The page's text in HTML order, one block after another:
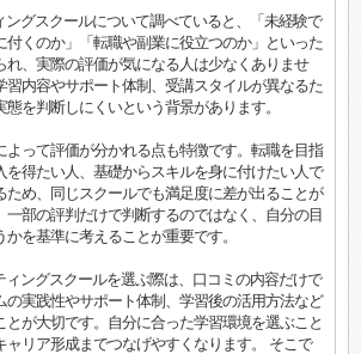
ングスクールについて調べていると、「未経験で
付くのか」「転職や副業に役立つのか」といった
れ、実際の評価が気になる人は少なくありませ
習内容やサポート体制、受講スタイルが異なるた
を判断しにくいという背景があります。
よって評価が分かれる点も特徴です。転職を目指
を得たい人、基礎からスキルを身に付けたい人で
ため、同じスクールでも満足度に差が出ることが
一部の評判だけで判断するのではなく、自分の目
を基準に考えることが重要です。
ィングスクールを選ぶ際は、口コミの内容だけで
の実践性やサポート体制、学習後の活用方法など
とが大切です。自分に合った学習環境を選ぶこと
ャリア形成までつなげやすくなります。 そこで